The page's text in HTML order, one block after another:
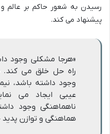
رسیدن به شعور حاکم بر عالم
پیشنهاد می کند.
«هرجا مشکلی وجود
راه حل خلق می
وجود داشته باشد،
عیبی ایجاد می
ناهماهنگی وجود
هماهنگی و توازن پدید